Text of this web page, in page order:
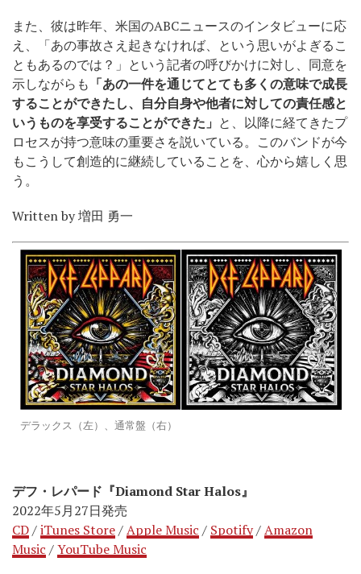
また、彼は昨年、米国のABCニュースのインタビューに応
え、「あの事故さえ起きなければ、という思いがよぎるこ
ともあるのでは？」という記者の呼びかけに対し、同意を
示しながらも 「あの一件を通じてとても多くの意味で成長
することができたし、自分自身や他者に対しての責任感と
いうものを享受することができた」 と、以降に経てきたプ
ロセスが持つ意味の重要さを説いている。このバンドが今
もこうして創造的に継続していることを、心から嬉しく思
う。
Written by 増田 勇一
デラックス（左）、通常盤（右）
デフ・レパード『Diamond Star Halos』
2022年5月27日発売
CD/iTunes Store/Apple Music / Spotify/Amazon
Music /YouTube Music